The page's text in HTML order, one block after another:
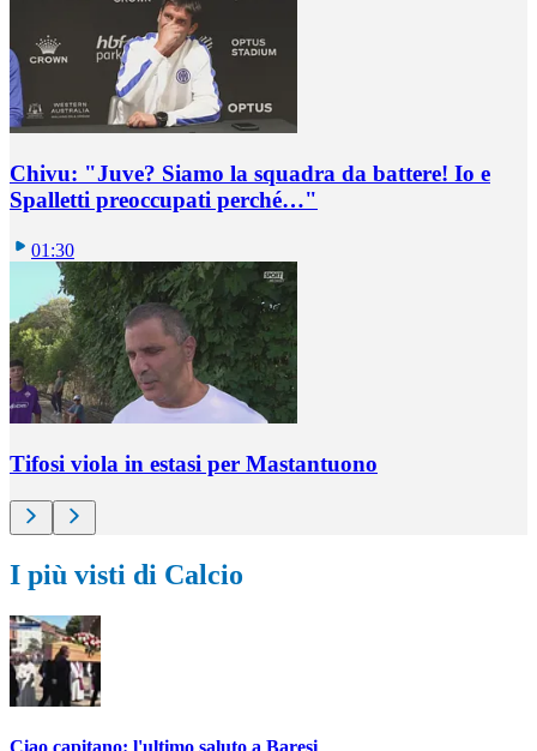
Chivu: "Juve? Siamo la squadra da battere! Io e
Spalletti preoccupati perché…"
01:30
Tifosi viola in estasi per Mastantuono
I più visti di Calcio
Ciao capitano: l'ultimo saluto a Baresi